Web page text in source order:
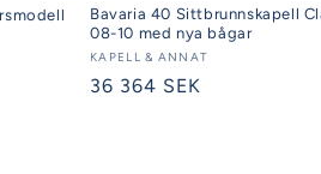
Bavaria 40 Sittbrunnskapell
08-10 med nya bågar
Säljare:
KAPELL & ANNAT
Ordinarie
36 364 SEK